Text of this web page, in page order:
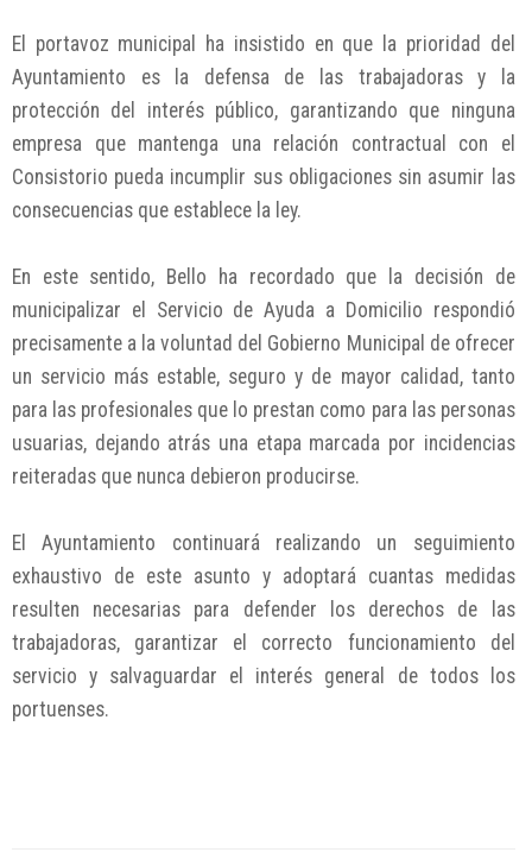
El portavoz municipal ha insistido en que la prioridad del
Ayuntamiento es la defensa de las trabajadoras y la
protección del interés público, garantizando que ninguna
empresa que mantenga una relación contractual con el
Consistorio pueda incumplir sus obligaciones sin asumir las
consecuencias que establece la ley.
En este sentido, Bello ha recordado que la decisión de
municipalizar el Servicio de Ayuda a Domicilio respondió
precisamente a la voluntad del Gobierno Municipal de ofrecer
un servicio más estable, seguro y de mayor calidad, tanto
para las profesionales que lo prestan como para las personas
usuarias, dejando atrás una etapa marcada por incidencias
reiteradas que nunca debieron producirse.
El Ayuntamiento continuará realizando un seguimiento
exhaustivo de este asunto y adoptará cuantas medidas
resulten necesarias para defender los derechos de las
trabajadoras, garantizar el correcto funcionamiento del
servicio y salvaguardar el interés general de todos los
portuenses.